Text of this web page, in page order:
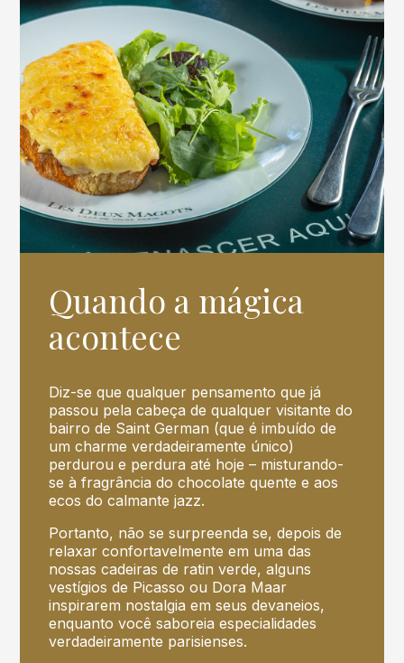
Quando a mágica
acontece
Diz-se que qualquer pensamento que já
passou pela cabeça de qualquer visitante do
bairro de Saint German (que é imbuído de
um charme verdadeiramente único)
perdurou e perdura até hoje – misturando-
se à fragrância do chocolate quente e aos
ecos do calmante jazz.
Portanto, não se surpreenda se, depois de
relaxar confortavelmente em uma das
nossas cadeiras de ratin verde, alguns
vestígios de Picasso ou Dora Maar
inspirarem nostalgia em seus devaneios,
enquanto você saboreia especialidades
verdadeiramente parisienses.